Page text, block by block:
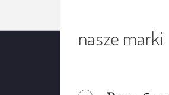
nasze marki